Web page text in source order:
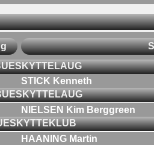
STICK Kenneth
NIELSEN Kim Berggreen
HAANING Martin